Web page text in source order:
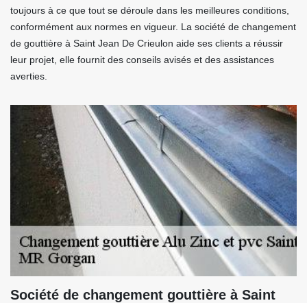
toujours à ce que tout se déroule dans les meilleures conditions,
conformément aux normes en vigueur. La société de changement
de gouttière à Saint Jean De Crieulon aide ses clients a réussir
leur projet, elle fournit des conseils avisés et des assistances
averties.
Société de changement gouttière à Saint